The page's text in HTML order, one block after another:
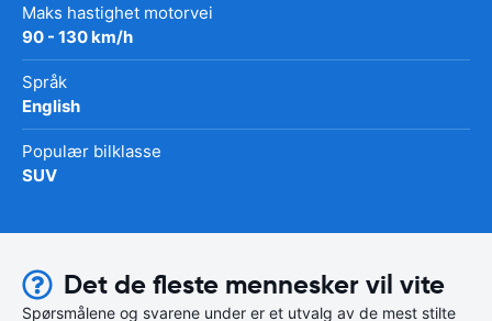
Maks hastighet motorvei
90 - 130 km/h
Språk
English
Populær bilklasse
SUV
Det de fleste mennesker vil vite
Spørsmålene og svarene under er et utvalg av de mest stilte